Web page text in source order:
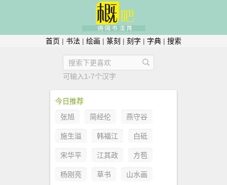
首页 | 书法 | 绘画 | 篆刻 | 刻字 | 字典 | 搜索
可输入1-7个汉字
今日推荐
张旭
简经伦 燕守谷
施生溢 韩福江 白砥
宋华平 江其政 方苞
杨刚亮 草书 山水画